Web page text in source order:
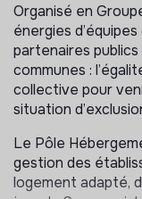
Organisé en
énergies
partenaires
communes :
collective pour
situation
Le Pôle
gestion des
logement adapté,